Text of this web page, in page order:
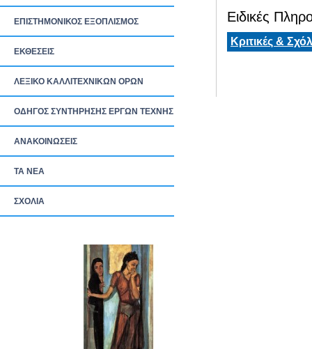
ΕΠΙΣΤΗΜΟΝΙΚΟΣ ΕΞΟΠΛΙΣΜΟΣ
ΕΚΘΕΣΕΙΣ
ΛΕΞΙΚΟ ΚΑΛΛΙΤΕΧΝΙΚΩΝ ΟΡΩΝ
ΟΔΗΓΟΣ ΣΥΝΤΗΡΗΣΗΣ ΕΡΓΩΝ ΤΕΧΝΗΣ
ΑΝΑΚΟΙΝΩΣΕΙΣ
ΤΑ ΝEΑ
ΣΧΟΛΙΑ
Ειδικές
Κριτικές &